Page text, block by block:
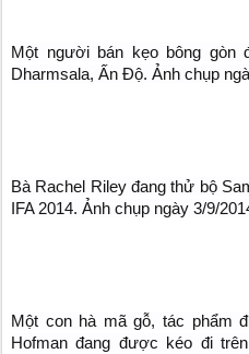
Một người bán kẹo bông gòn
Dharmsala, Ấn Độ. Ảnh chụp
Bà Rachel Riley đang thử bộ
IFA 2014. Ảnh chụp ngày 3/9/
Một con hà mã gỗ, tác phẩm
Hofman đang được kéo đi